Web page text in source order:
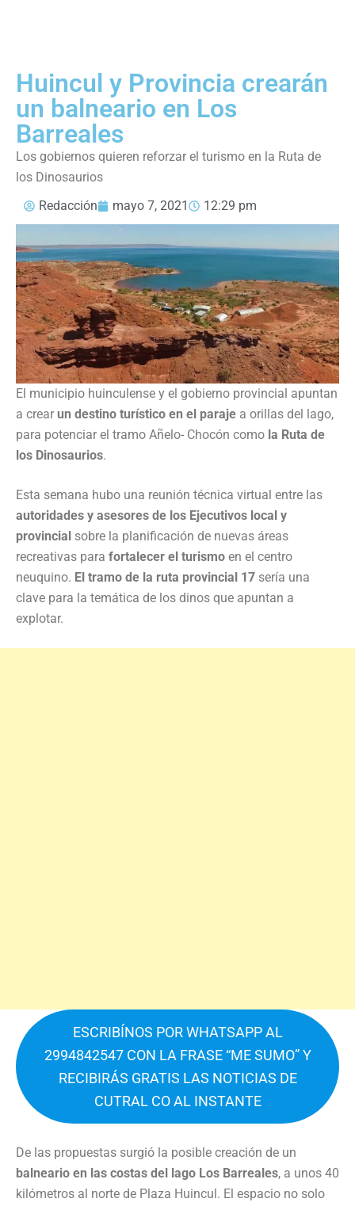
Huincul y Provincia crearán
un balneario en Los
Barreales
Los gobiernos quieren reforzar el turismo en la Ruta de
los Dinosaurios
Redacción
mayo 7, 2021 12:29 pm
El municipio huinculense y el gobierno provincial apuntan
a crear un destino turístico en el paraje a orillas del lago,
para potenciar el tramo Añelo- Chocón como la Ruta de
los Dinosaurios.
Esta semana hubo una reunión técnica virtual entre las
autoridades y asesores de los Ejecutivos local y
provincial sobre la planificación de nuevas áreas
recreativas para fortalecer el turismo en el centro
neuquino. El tramo de la ruta provincial 17 sería una
clave para la temática de los dinos que apuntan a
explotar.
ESCRIBÍNOS POR WHATSAPP AL
2994842547 CON LA FRASE “ME SUMO” Y
RECIBIRÁS GRATIS LAS NOTICIAS DE
CUTRAL CO AL INSTANTE
De las propuestas surgió la posible creación de un
balneario en las costas del lago Los Barreales, a unos 40
kilómetros al norte de Plaza Huincul. El espacio no solo